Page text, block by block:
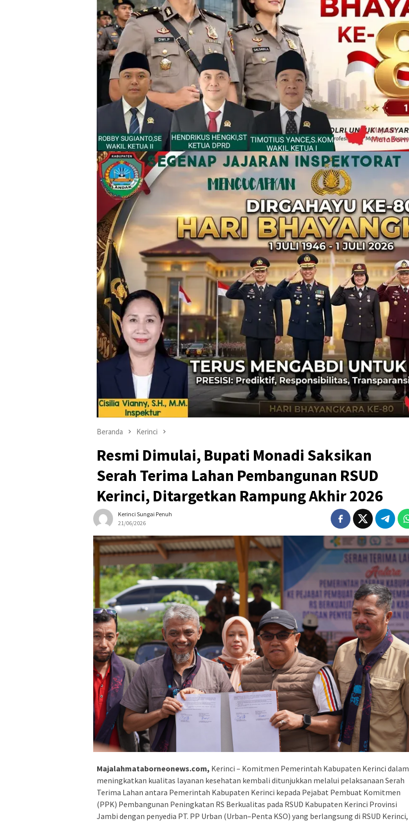
Beranda Kerinci
Resmi Dimulai, Bupati Monadi Saksikan
Serah Terima Lahan Pembangunan RSUD
Kerinci, Ditargetkan Rampung Akhir 2026
Kerinci Sungai Penuh
21/06/2026
Majalahmataborneonews.com, Kerinci – Komitmen Pemerintah Kabupaten Kerinci dalam
meningkatkan kualitas layanan kesehatan kembali ditunjukkan melalui pelaksanaan Serah
Terima Lahan antara Pemerintah Kabupaten Kerinci kepada Pejabat Pembuat Komitmen
(PPK) Pembangunan Peningkatan RS Berkualitas pada RSUD Kabupaten Kerinci Provinsi
Jambi dengan penyedia PT. PP Urban (Urban–Penta KSO) yang berlangsung di RSUD Kerinci,